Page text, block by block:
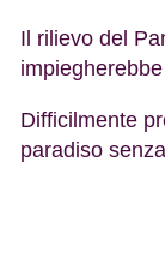
Il rilievo del
Difficilmente
paradiso